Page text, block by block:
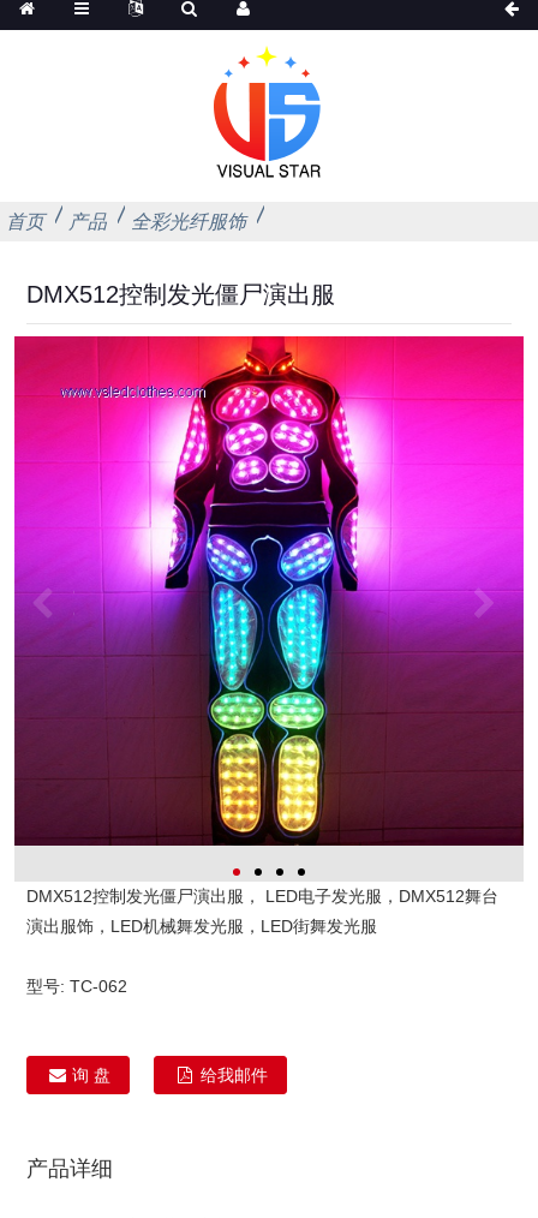
首页 产品 全彩光纤服饰
DMX512控制发光僵尸演出服
DMX512控制发光僵尸演出服， LED电子发光服，DMX512舞台
演出服饰，LED机械舞发光服，LED街舞发光服
型号: TC-062
询 盘 给我邮件
产品详细